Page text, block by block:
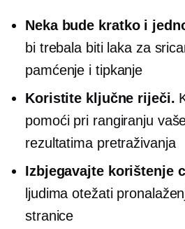
Neka bude kratko i
bi trebala biti laka za
pamćenje i tipkanje
Koristite ključne riječi.
pomoći pri rangiranju
rezultatima pretraživanja
Izbjegavajte korištenje
ljudima otežati
stranice